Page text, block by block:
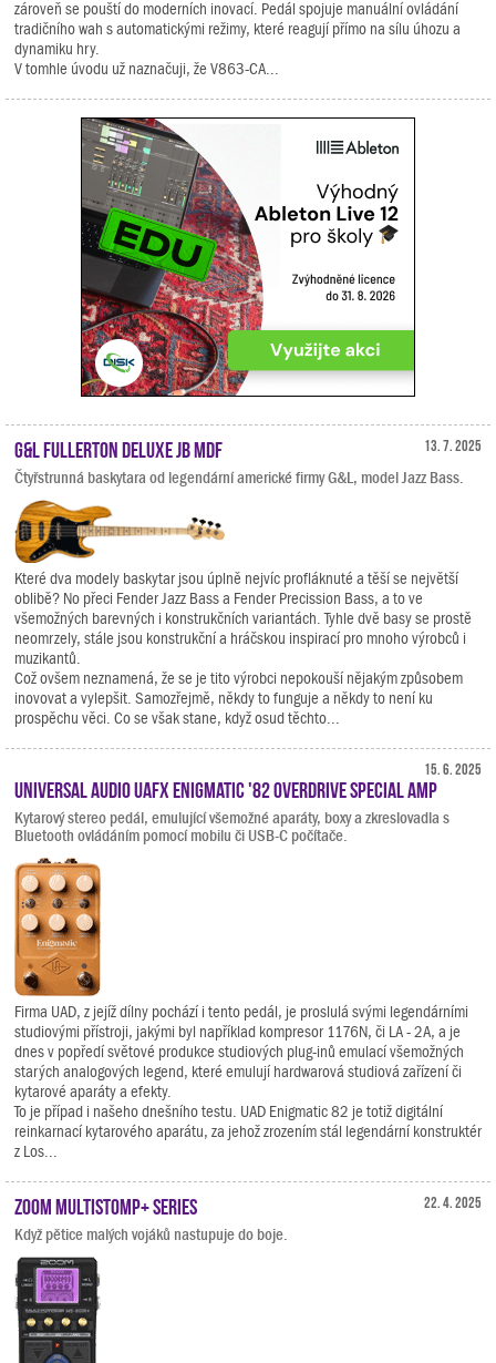
zároveň se pouští do moderních inovací. Pedál spojuje manuální ovládání
tradičního wah s automatickými režimy, které reagují přímo na sílu úhozu a
dynamiku hry.
V tomhle úvodu už naznačuji, že V863-CA...
13. 7. 2025
G&L Fullerton Deluxe JB MDF
Čtyřstrunná baskytara od legendární americké firmy G&L, model Jazz Bass.
Které dva modely baskytar jsou úplně nejvíc profláknuté a těší se největší
oblibě? No přeci Fender Jazz Bass a Fender Precission Bass, a to ve
všemožných barevných i konstrukčních variantách. Tyhle dvě basy se prostě
neomrzely, stále jsou konstrukční a hráčskou inspirací pro mnoho výrobců i
muzikantů.
Což ovšem neznamená, že se je tito výrobci nepokouší nějakým způsobem
inovovat a vylepšit. Samozřejmě, někdy to funguje a někdy to není ku
prospěchu věci. Co se však stane, když osud těchto...
15. 6. 2025
Universal Audio UAFX Enigmatic '82 Overdrive Special Amp
Kytarový stereo pedál, emulující všemožné aparáty, boxy a zkreslovadla s
Bluetooth ovládáním pomocí mobilu či USB-C počítače.
Firma UAD, z jejíž dílny pochází i tento pedál, je proslulá svými legendárními
studiovými přístroji, jakými byl například kompresor 1176N, či LA - 2A, a je
dnes v popředí světové produkce studiových plug-inů emulací všemožných
starých analogových legend, které emulují hardwarová studiová zařízení či
kytarové aparáty a efekty.
To je případ i našeho dnešního testu. UAD Enigmatic 82 je totiž digitální
reinkarnací kytarového aparátu, za jehož zrozením stál legendární konstruktér
z Los...
22. 4. 2025
Zoom MultiStomp+ Series
Když pětice malých vojáků nastupuje do boje.